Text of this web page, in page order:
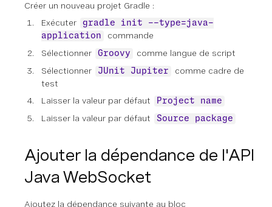
Créer un nouveau projet Gradle :
Exécuter
gradle init --type=java-
application
commande
Sélectionner
Groovy
comme langue de script
Sélectionner
JUnit Jupiter
comme cadre de
test
Laisser la valeur par défaut
Project name
Laisser la valeur par défaut Source package
Ajouter la dépendance de l'API
Java WebSocket
Ajoutez la dépendance suivante au bloc